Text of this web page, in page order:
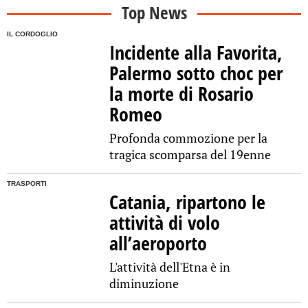
Top News
IL CORDOGLIO
Incidente alla Favorita,
Palermo sotto choc per
la morte di Rosario
Romeo
Profonda commozione per la
tragica scomparsa del 19enne
TRASPORTI
Catania, ripartono le
attività di volo
all’aeroporto
L'attività dell'Etna è in
diminuzione